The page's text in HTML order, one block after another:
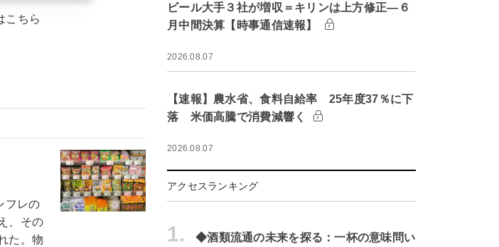
こちら
フレの
、その
た。物
ビール大手３社が増収＝キリンは上方修正―６
月中間決算【時事通信速報】
2026.08.07
【速報】農水省、食料自給率 25年度37％に下
落 米価高騰で消費減響く
2026.08.07
アクセスランキング
1.
◆酒類流通の未来を探る：一杯の意味問い